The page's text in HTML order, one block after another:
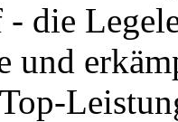
die
und